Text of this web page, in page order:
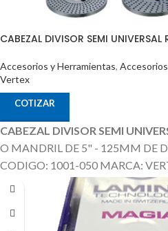
CABEZAL DIVISOR SEMI UNIVERSAL
Accesorios y Herramientas,
Vertex
COTIZAR
CABEZAL DIVISOR SEMI
O MANDRIL DE 5" - 125MM DE
CODIGO: 1001-050 MARCA:
Punta, Discos Divisores.La Copa /
Adicional que no esta incluido en el